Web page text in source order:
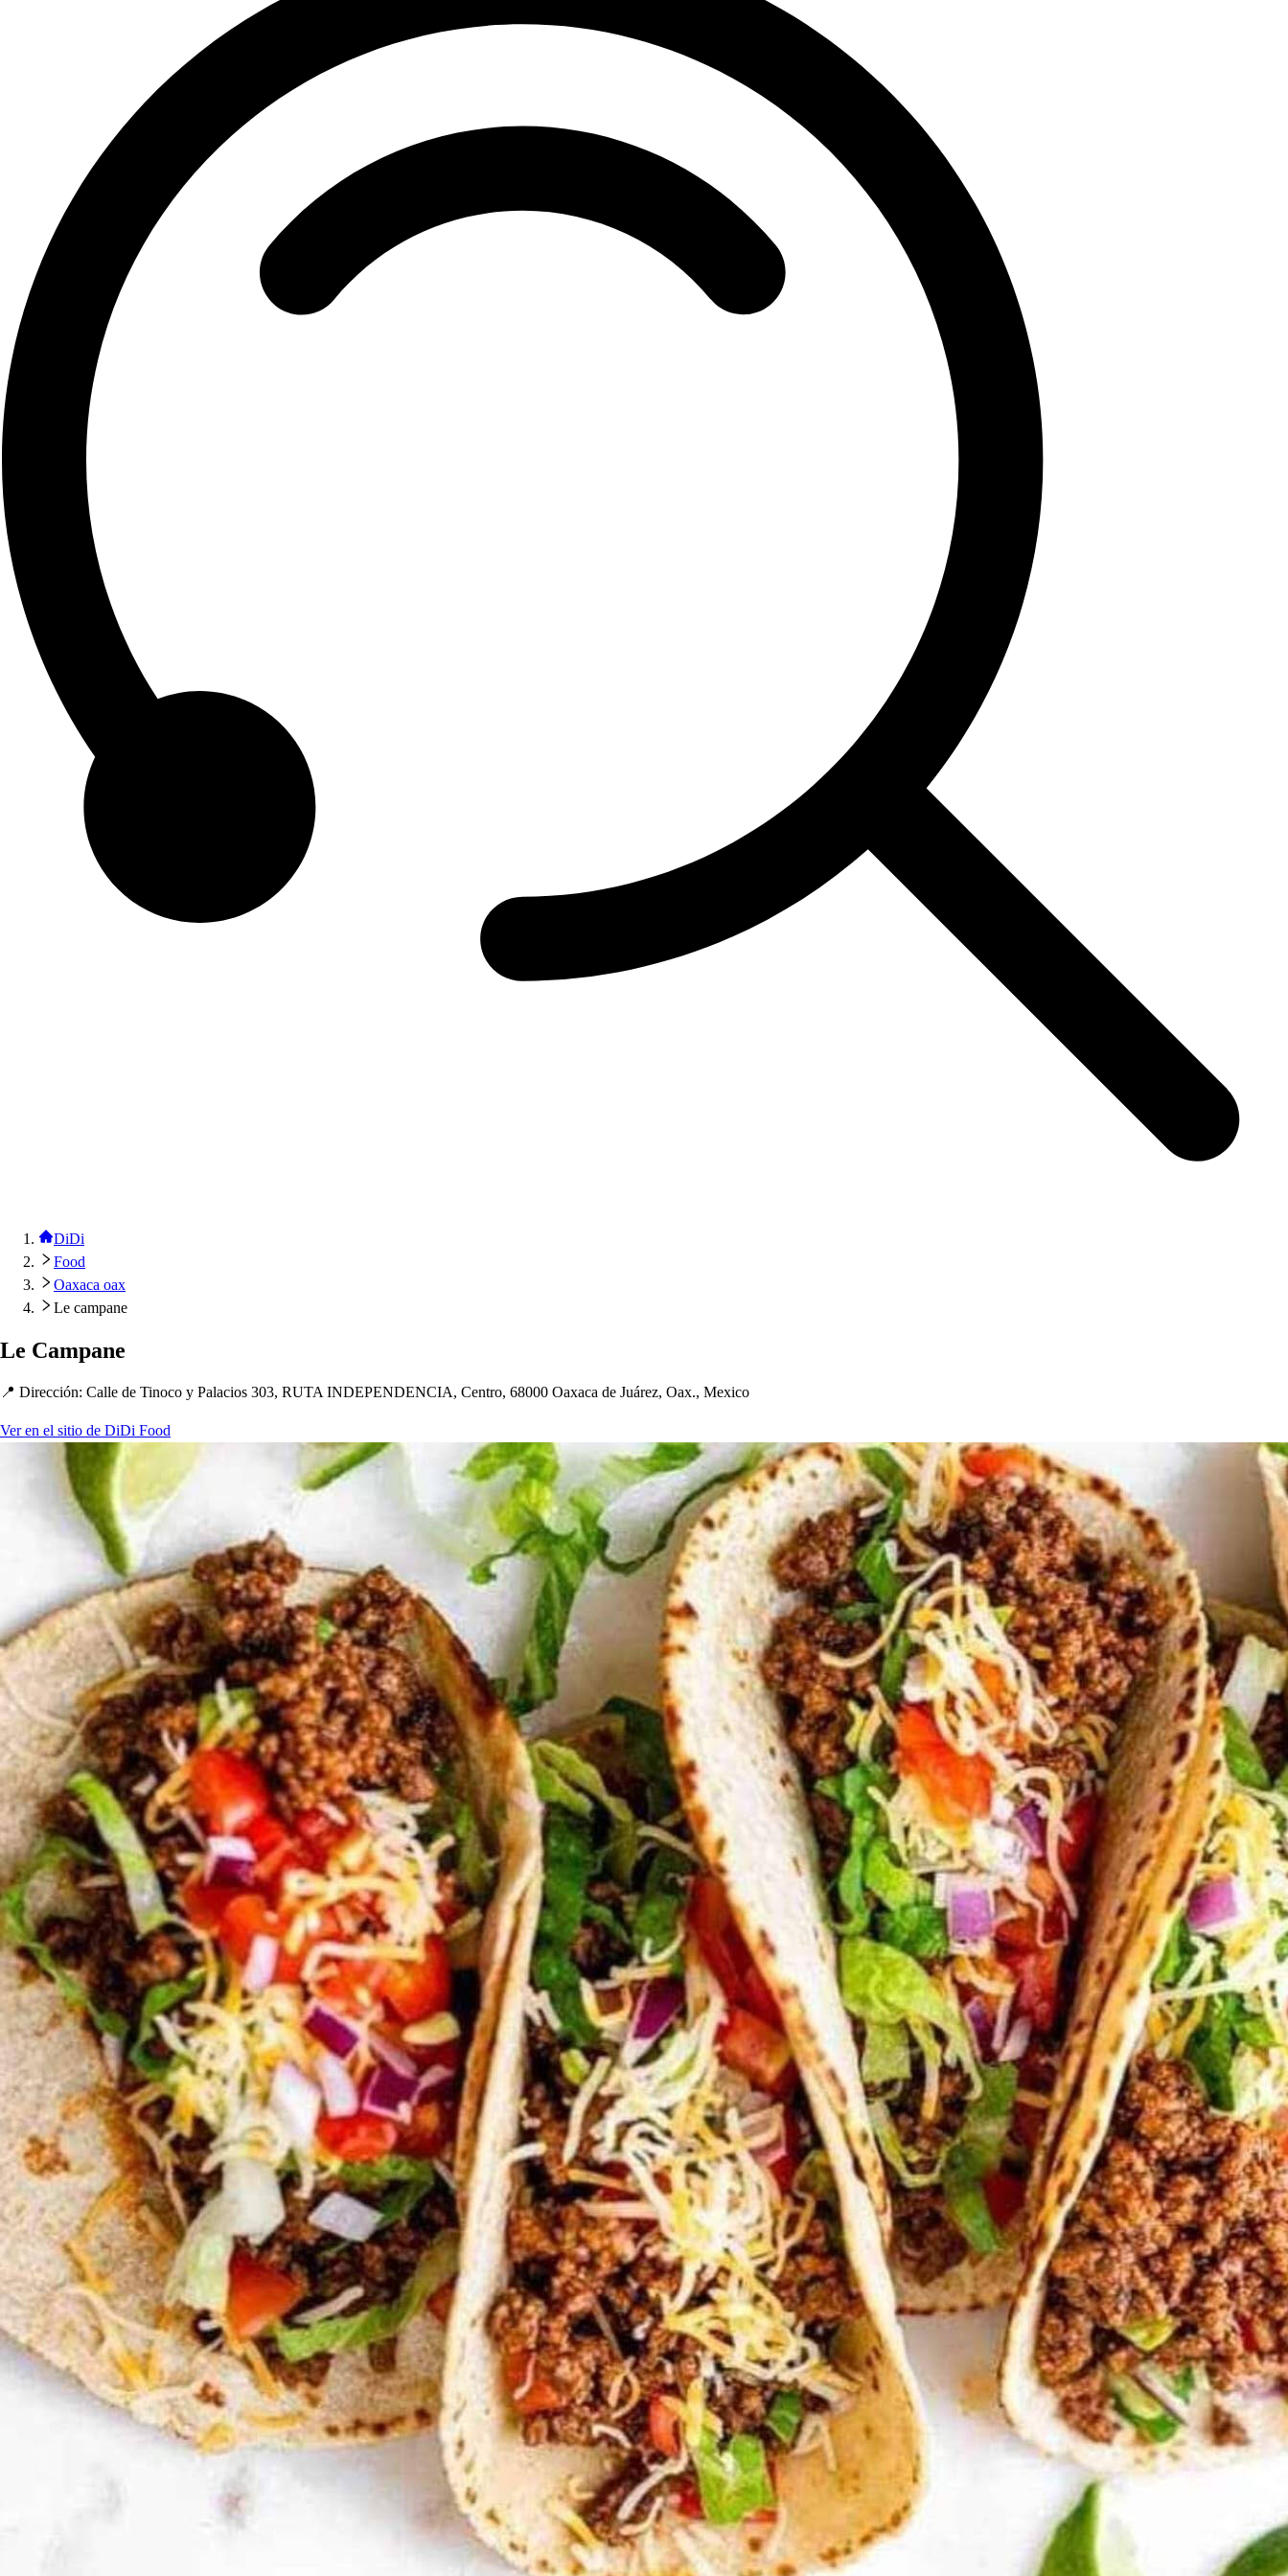
DiDi
Food
Oaxaca oax
Le campane
Le Campane
📍 Dirección: Calle de Tinoco y Palacios 303, RUTA INDEPENDENCIA, Centro, 68000 Oaxaca de Juárez, Oax., Mexico
Ver en el sitio de DiDi Food